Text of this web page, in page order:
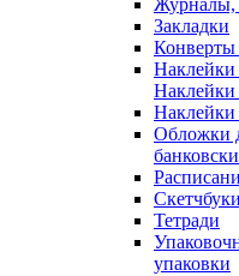
Журналы,
Закладки
Обложки
Тетради
упаковки